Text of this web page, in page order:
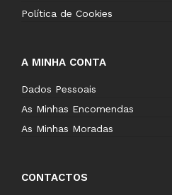
Política de Cookies
A MINHA CONTA
Dados Pessoais
As Minhas Encomendas
As Minhas Moradas
CONTACTOS